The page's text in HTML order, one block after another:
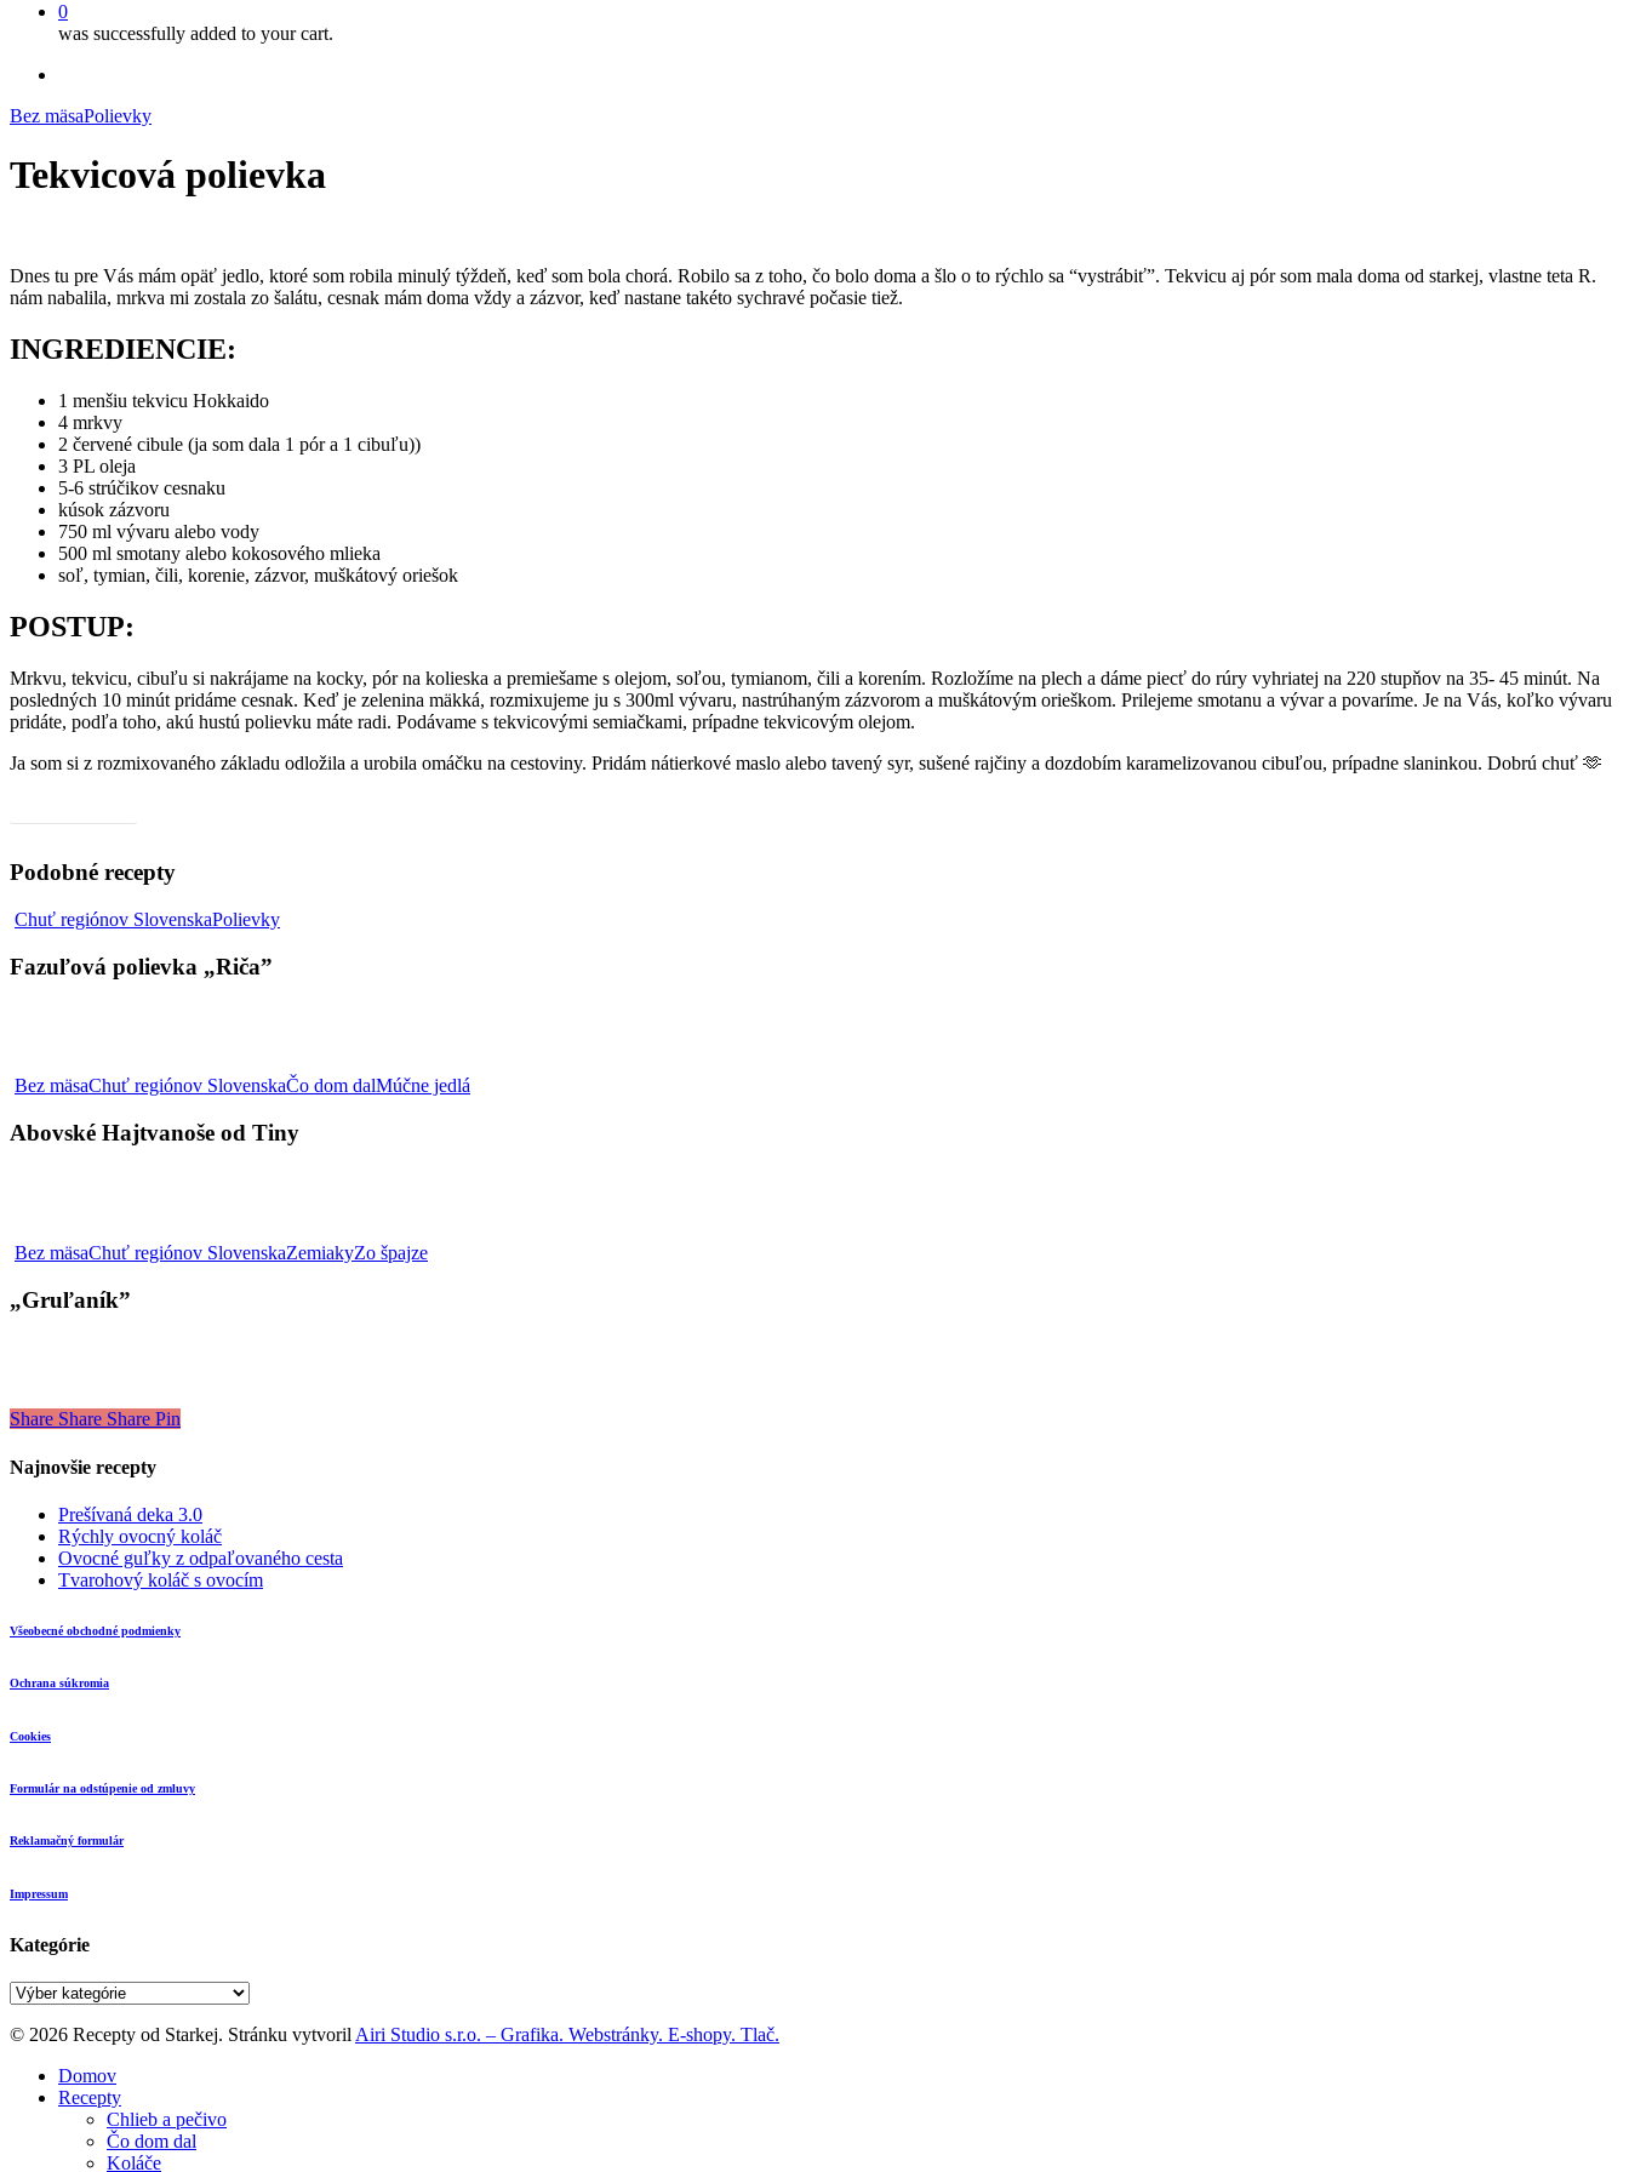
0
was successfully added to your cart.
Bez mäsaPolievky
Tekvicová polievka
Dnes tu pre Vás mám opäť jedlo, ktoré som robila minulý týždeň, keď som bola chorá. Robilo sa z toho, čo bolo doma a šlo o to rýchlo sa “vystrábiť”. Tekvicu aj pór som mala doma od starkej, vlastne teta R.
nám nabalila, mrkva mi zostala zo šalátu, cesnak mám doma vždy a zázvor, keď nastane takéto sychravé počasie tiež.
INGREDIENCIE:
1 menšiu tekvicu Hokkaido
4 mrkvy
2 červené cibule (ja som dala 1 pór a 1 cibuľu))
3 PL oleja
5-6 strúčikov cesnaku
kúsok zázvoru
750 ml vývaru alebo vody
500 ml smotany alebo kokosového mlieka
soľ, tymian, čili, korenie, zázvor, muškátový oriešok
POSTUP:
Mrkvu, tekvicu, cibuľu si nakrájame na kocky, pór na kolieska a premiešame s olejom, soľou, tymianom, čili a korením. Rozložíme na plech a dáme piecť do rúry vyhriatej na 220 stupňov na 35- 45 minút. Na
posledných 10 minút pridáme cesnak. Keď je zelenina mäkká, rozmixujeme ju s 300ml vývaru, nastrúhaným zázvorom a muškátovým orieškom. Prilejeme smotanu a vývar a povaríme. Je na Vás, koľko vývaru
pridáte, podľa toho, akú hustú polievku máte radi. Podávame s tekvicovými semiačkami, prípadne tekvicovým olejom.
Ja som si z rozmixovaného základu odložila a urobila omáčku na cestoviny. Pridám nátierkové maslo alebo tavený syr, sušené rajčiny a dozdobím karamelizovanou cibuľou, prípadne slaninkou. Dobrú chuť 🫶
Podobné recepty
Chuť regiónov SlovenskaPolievkyFazuľová
Fazuľová polievka „Riča”
Bez mäsaChuť regiónov SlovenskaČo dom dalMúčne jedlá
Abovské Hajtvanoše od Tiny
Bez mäsaChuť regiónov SlovenskaZemiakyZo špajze„Gruľaník”
„Gruľaník”
Share Share Share Pin
Najnovšie recepty
Prešívaná deka 3.0
Rýchly ovocný koláč
Ovocné guľky z odpaľovaného cesta
Tvarohový koláč s ovocím
Všeobecné obchodné podmienky
Ochrana súkromia
Cookies
Formulár na odstúpenie od zmluvy
Reklamačný formulár
Impressum
Kategórie
Kategórie
© 2026 Recepty od Starkej. Stránku vytvoril Airi Studio s.r.o. – Grafika. Webstránky. E-shopy. Tlač.
Close
Menu
Domov
Recepty
Chlieb a pečivo
Čo dom dal
Koláče